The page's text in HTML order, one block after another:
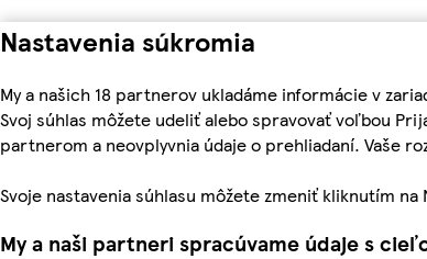
Nastavenia súkromia
My a našich 18 partnerov ukladáme informácie v
Svoj súhlas môžete udeliť alebo spravovať voľbou
partnerom a neovplyvnia údaje o prehliadaní. Vaše
Svoje nastavenia súhlasu môžete zmeniť kliknutím
My a naši partneri spracúvame údaje s